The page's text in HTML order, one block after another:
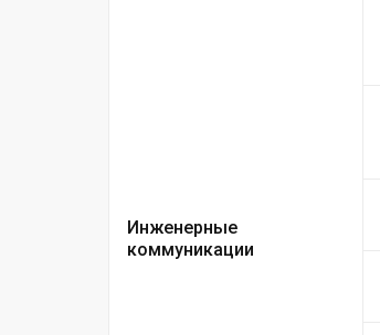
Инженерные
коммуникации